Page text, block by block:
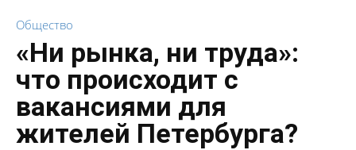
Общество
«Ни рынка, ни труда»:
что происходит с
вакансиями для
жителей Петербурга?